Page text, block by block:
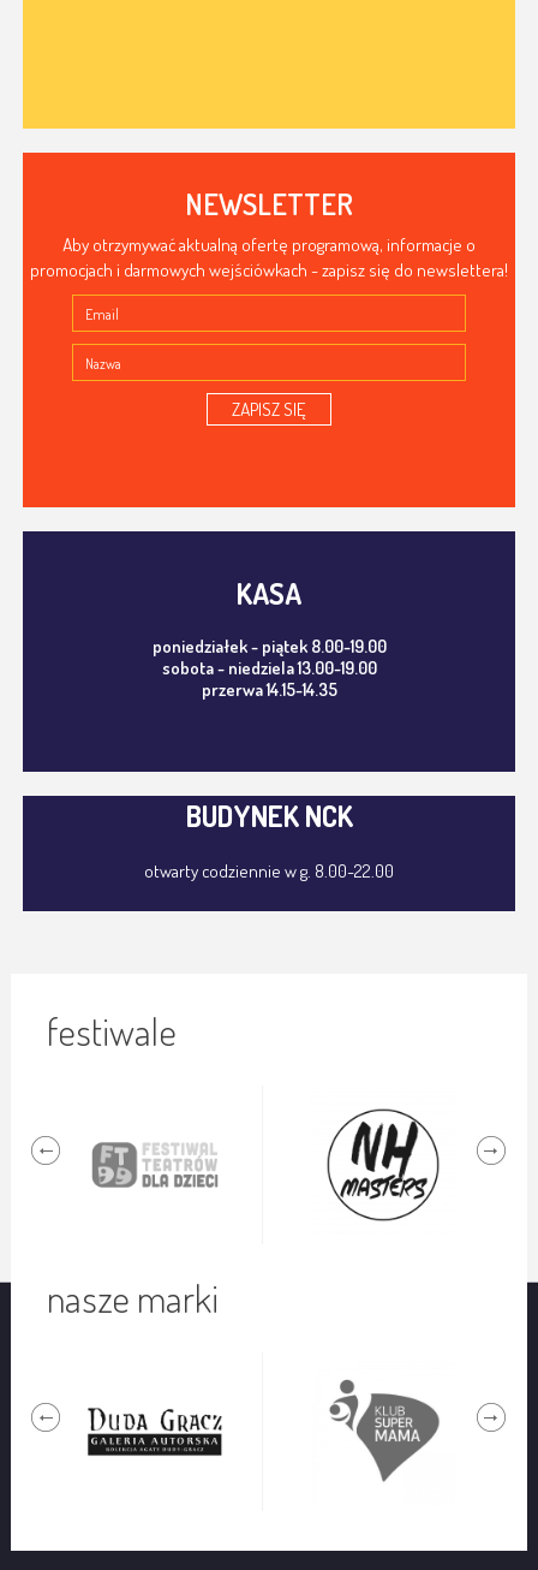
NEWSLETTER
Aby otrzymywać aktualną ofertę programową, informacje o
promocjach i darmowych wejściówkach - zapisz się do newslettera!
ZAPISZ SIĘ
KASA
poniedziałek - piątek 8.00-19.00
sobota - niedziela 13.00-19.00
przerwa 14.15-14.35
BUDYNEK NCK
otwarty codziennie w g. 8.00-22.00
festiwale
nasze marki